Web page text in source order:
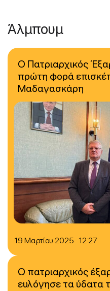
Άλμπουμ
19 Μαρτίου 2025 12:27
Ο Πατριαρχικός
πρώτη φορά
Μαδαγασκάρη
Ο πατριαρχικός
ευλόγησε τα ύδατα